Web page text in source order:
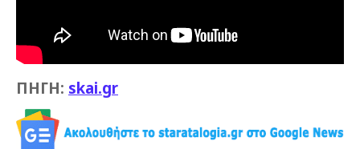
ΠΗΓΗ: skai.gr